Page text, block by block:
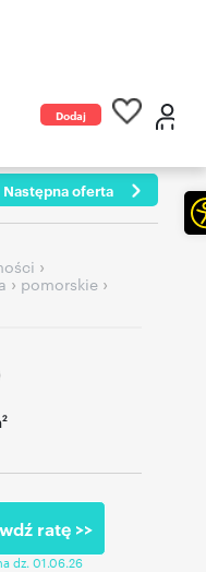
Dodaj
Następna oferta
›
› pomorskie ›
2
ratę >>
dz. 01.06.26